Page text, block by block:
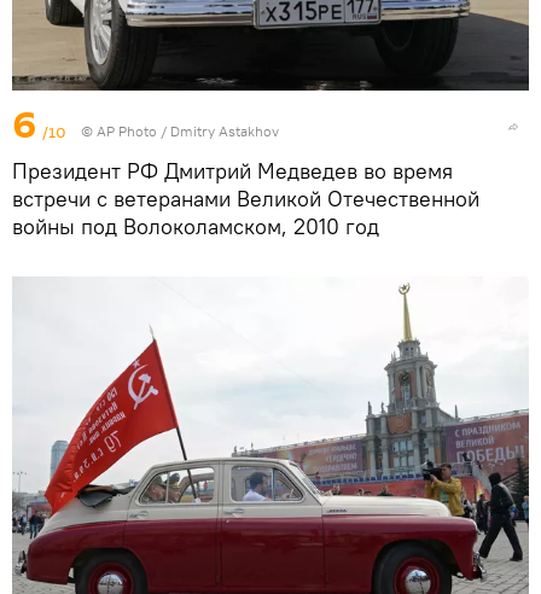
6 /10 © AP Photo / Dmitry Astakhov
Президент РФ Дмитрий Медведев во время
встречи с ветеранами Великой Отечественной
войны под Волоколамском, 2010 год